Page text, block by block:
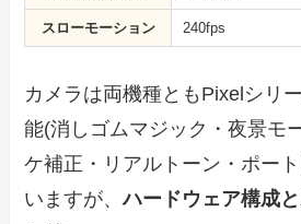
スローモーション 240fps
カメラは両機種ともPixelシリ
能(消しゴムマジック・夜景モ
ケ補正・リアルトーン・ポー
いますが、ハードウェア構成